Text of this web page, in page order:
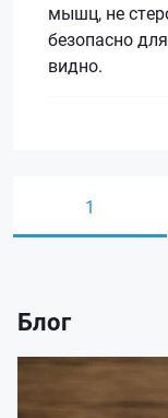
мышц, не
безопасно
видно.
1
Блог